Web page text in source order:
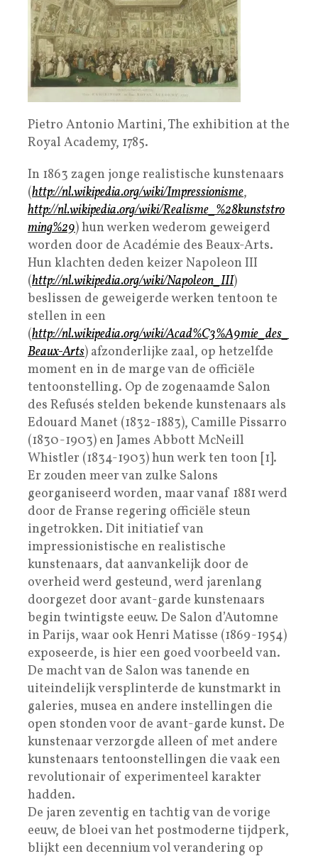
Pietro Antonio Martini, The exhibition at the
Royal Academy, 1785.
In 1863 zagen jonge realistische kunstenaars
(http://nl.wikipedia.org/wiki/Impressionisme,
http://nl.wikipedia.org/wiki/Realisme_%28kunststro
ming%29) hun werken wederom geweigerd
worden door de Académie des Beaux-Arts.
Hun klachten deden keizer Napoleon III
(http://nl.wikipedia.org/wiki/Napoleon_III)
beslissen de geweigerde werken tentoon te
stellen in een
(http://nl.wikipedia.org/wiki/Acad%C3%A9mie_des_
Beaux-Arts) afzonderlijke zaal, op hetzelfde
moment en in de marge van de officiële
tentoonstelling. Op de zogenaamde Salon
des Refusés stelden bekende kunstenaars als
Edouard Manet (1832-1883), Camille Pissarro
(1830-1903) en James Abbott McNeill
Whistler (1834-1903) hun werk ten toon [1].
Er zouden meer van zulke Salons
georganiseerd worden, maar vanaf 1881 werd
door de Franse regering officiële steun
ingetrokken. Dit initiatief van
impressionistische en realistische
kunstenaars, dat aanvankelijk door de
overheid werd gesteund, werd jarenlang
doorgezet door avant-garde kunstenaars
begin twintigste eeuw. De Salon d’Automne
in Parijs, waar ook Henri Matisse (1869-1954)
exposeerde, is hier een goed voorbeeld van.
De macht van de Salon was tanende en
uiteindelijk versplinterde de kunstmarkt in
galeries, musea en andere instellingen die
open stonden voor de avant-garde kunst. De
kunstenaar verzorgde alleen of met andere
kunstenaars tentoonstellingen die vaak een
revolutionair of experimenteel karakter
hadden.
De jaren zeventig en tachtig van de vorige
eeuw, de bloei van het postmoderne tijdperk,
blijkt een decennium vol verandering op